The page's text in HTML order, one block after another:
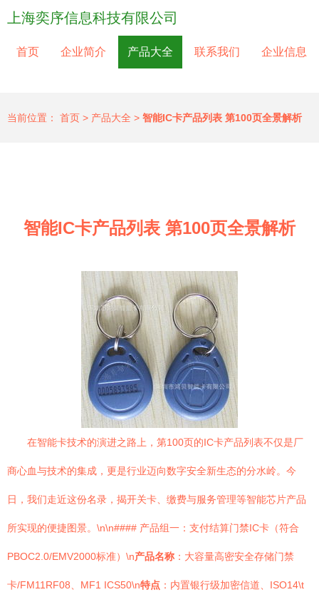
上海奕序信息科技有限公司
首页 企业简介 产品大全 联系我们 企业信息
当前位置： 首页 > 产品大全 > 智能IC卡产品列表 第100页全景解析
智能IC卡产品列表 第100页全景解析
在智能卡技术的演进之路上，第100页的IC卡产品列表不仅是厂
商心血与技术的集成，更是行业迈向数字安全新生态的分水岭。今
日，我们走近这份名录，揭开关卡、缴费与服务管理等智能芯片产品
所实现的便捷图景。\n\n#### 产品组一：支付结算门禁IC卡（符合
PBOC2.0/EMV2000标准）\n产品名称 ：大容量高密安全存储门禁
卡/FM11RF08、MF1 ICS50\n特点 ：内置银行级加密信道、ISO14\t